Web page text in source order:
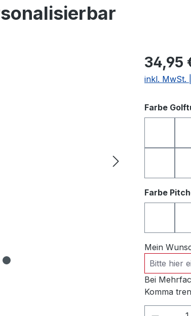
34,95
inkl. MwSt.
Farbe
Farbe
Mein
Bei
Komma